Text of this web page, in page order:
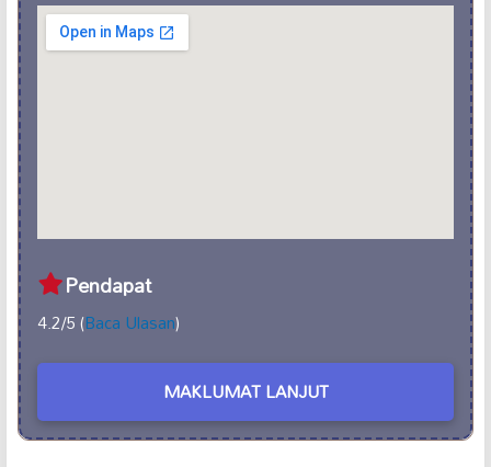
Pendapat
4.2/5 (Baca Ulasan)
MAKLUMAT LANJUT